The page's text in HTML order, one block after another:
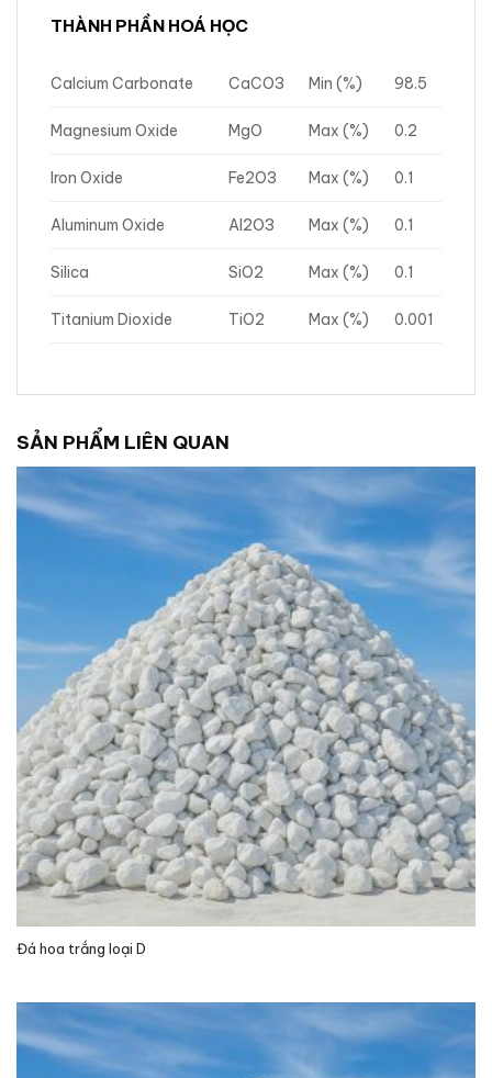
THÀNH PHẦN HOÁ HỌC
Calcium Carbonate CaCO3 Min (%) 98.5
Magnesium Oxide MgO Max (%) 0.2
Iron Oxide Fe2O3 Max (%) 0.1
Aluminum Oxide Al2O3 Max (%) 0.1
Silica SiO2 Max (%) 0.1
Titanium Dioxide TiO2 Max (%) 0.001
SẢN PHẨM LIÊN QUAN
Đá hoa trắng loại D